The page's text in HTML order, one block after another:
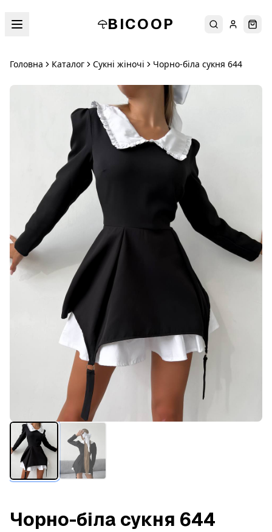
BICOOP ПошукУвійти
Головна Каталог Сукні жіночі Чорно-біла сукня 644
Чорно-біла сукня 644